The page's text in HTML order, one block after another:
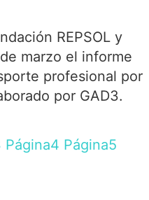
REPSOL y
marzo el informe
profesional por
por GAD3.
Página4 Página5